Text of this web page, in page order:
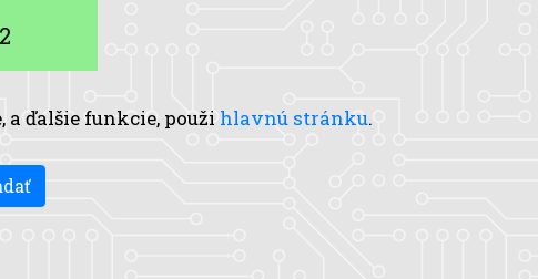
a ďalšie funkcie, použi hlavnú stránku.